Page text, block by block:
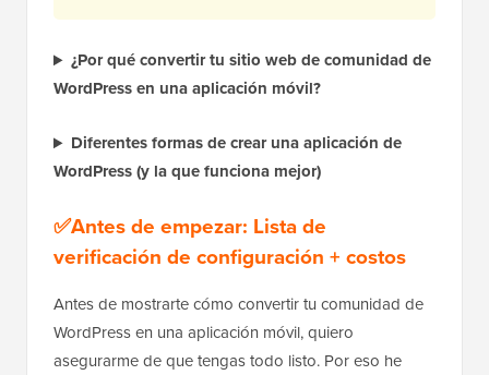
¿Por qué convertir tu sitio web de comunidad de
WordPress en una aplicación móvil?
Diferentes formas de crear una aplicación de
WordPress (y la que funciona mejor)
✅Antes de empezar: Lista de
verificación de configuración + costos
Antes de mostrarte cómo convertir tu comunidad de
WordPress en una aplicación móvil, quiero
asegurarme de que tengas todo listo. Por eso he